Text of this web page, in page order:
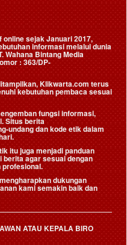
sejak Januari 2017,
informasi melalui dunia
Wahana Bintang Media
: 363/DP-
Klikwarta.com terus
kebutuhan pembaca sesuai
fungsi informasi,
Situs berita
undang dan kode etik dalam
itu juga menjadi panduan
agar sesuai dengan
profesional.
dukungan
kami semakin baik dan
ATAU KEPALA BIRO